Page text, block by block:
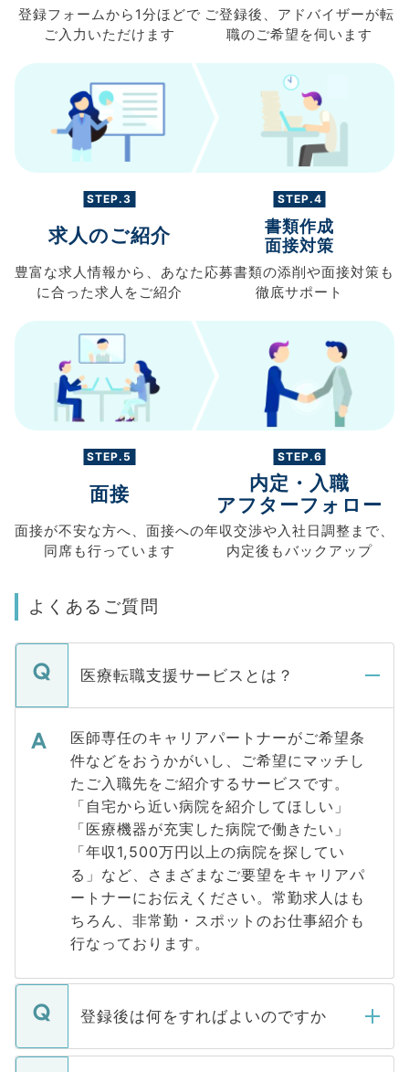
登録フォームから 1分ほどで
ご入力 いただけます
ご登録後、 アドバイザーが転
職のご希望を伺います
STEP.3
求人のご紹介
豊富な求人情報から、 あなた
に合った求人を ご紹介
STEP.4
書類作成
面接対策
応募書類の添削や面接対策も
徹底サポート
STEP.5
面接
面接が不安な方へ、 面接への
同席も行っています
STEP.6
内定・入職
アフターフォロー
年収交渉や入社日調整まで、
内定後もバックアップ
よくあるご質問
医療転職支援サービスとは？
医師専任のキャリアパートナーがご希望条
件などをおうかがいし、ご希望にマッチし
たご入職先をご紹介するサービスです。
「自宅から近い病院を紹介してほしい」
「医療機器が充実した病院で働きたい」
「年収1,500万円以上の病院を探してい
る」など、さまざまなご要望をキャリアパ
ートナーにお伝えください。常勤求人はも
ちろん、非常勤・スポットのお仕事紹介も
行なっております。
登録後は何をすればよいのですか
ご登録いただきましたら、弊社担当者がご